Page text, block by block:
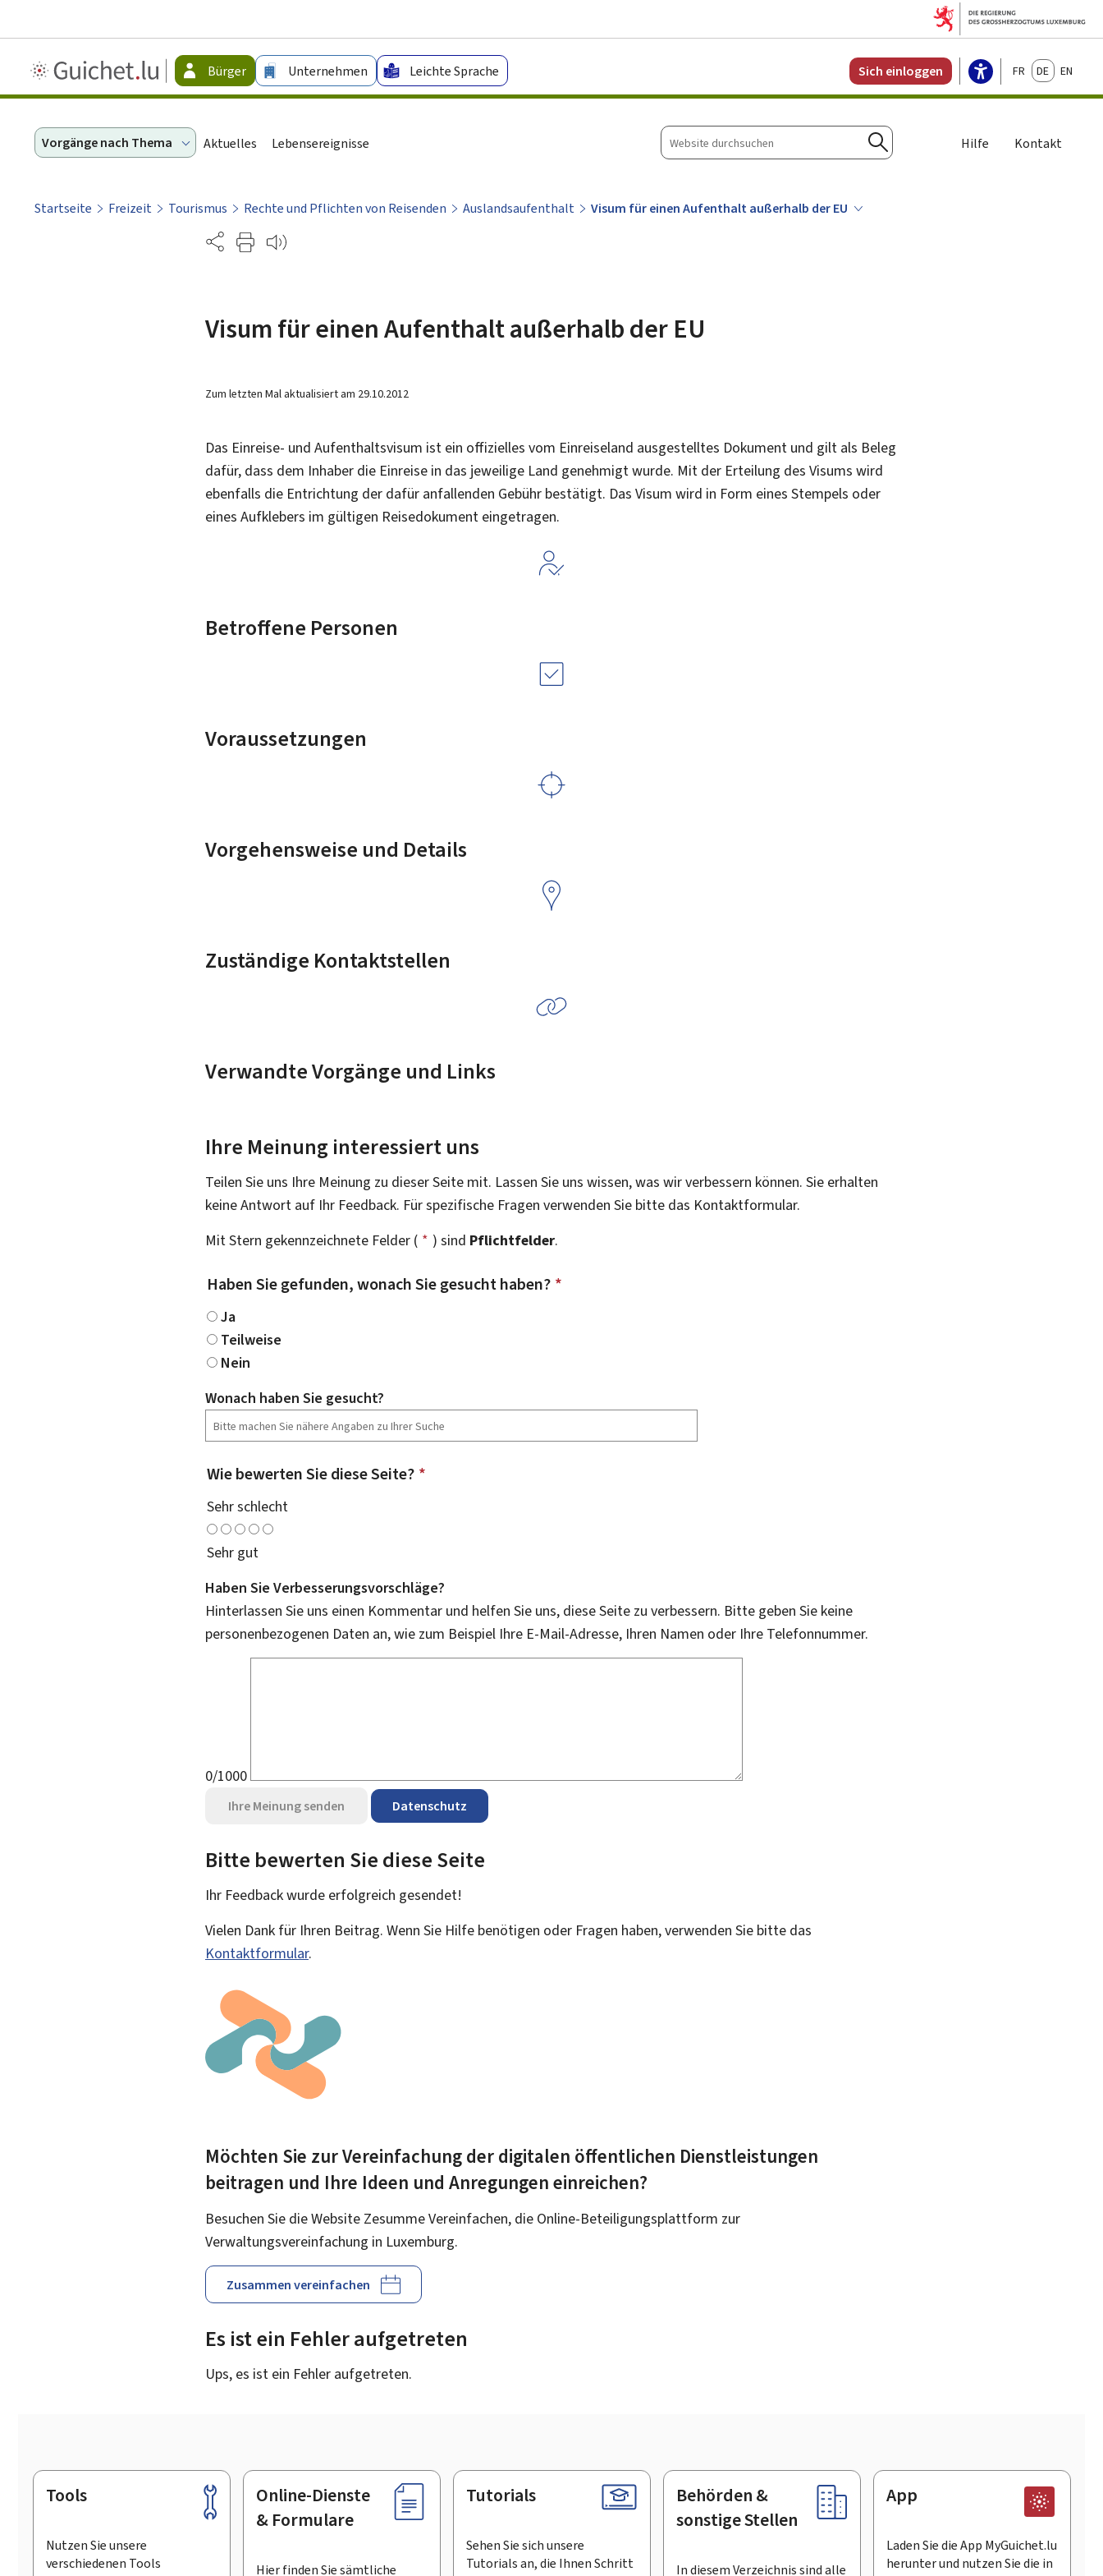
Guichet.lu
-
Bürger Unternehmen Leichte Sprache Sich einloggen FrançaisDeutschEnglish
Vorgänge nach Thema Aktuelles Lebensereignisse
Website
durchsuchen
Suchen
Hilfe Kontakt
Startseite Freizeit Tourismus Rechte und Pflichten von Reisenden Auslandsaufenthalt
Visum für einen Aufenthalt außerhalb der EU
Partage
Visum für einen Aufenthalt außerhalb der EU
Zum letzten Mal aktualisiert am 29.10.2012
Das Einreise- und Aufenthaltsvisum ist ein offizielles vom Einreiseland ausgestelltes Dokument und gilt als Beleg
dafür, dass dem Inhaber die Einreise in das jeweilige Land genehmigt wurde. Mit der Erteilung des Visums wird
ebenfalls die Entrichtung der dafür anfallenden Gebühr bestätigt. Das Visum wird in Form eines Stempels oder
eines Aufklebers im gültigen Reisedokument eingetragen.
Betroffene Personen
Voraussetzungen
Vorgehensweise und Details
Zuständige Kontaktstellen
Verwandte Vorgänge und Links
Ihre Meinung interessiert uns
Teilen Sie uns Ihre Meinung zu dieser Seite mit. Lassen Sie uns wissen, was wir verbessern können. Sie erhalten
keine Antwort auf Ihr Feedback. Für spezifische Fragen verwenden Sie bitte das Kontaktformular.
Mit Stern gekennzeichnete Felder ( * ) sind Pflichtfelder.
Haben Sie gefunden, wonach Sie gesucht haben? *
Ja
Teilweise
Nein
Wonach haben Sie gesucht?
Wie bewerten Sie diese Seite? *
Sehr schlecht
Sehr gut
Haben Sie Verbesserungsvorschläge?
Hinterlassen Sie uns einen Kommentar und helfen Sie uns, diese Seite zu verbessern. Bitte geben Sie keine
personenbezogenen Daten an, wie zum Beispiel Ihre E-Mail-Adresse, Ihren Namen oder Ihre Telefonnummer.
0/1000
Ihre Meinung senden Datenschutz
Bitte bewerten Sie diese Seite
Ihr Feedback wurde erfolgreich gesendet!
Vielen Dank für Ihren Beitrag. Wenn Sie Hilfe benötigen oder Fragen haben, verwenden Sie bitte das
Kontaktformular.
Möchten Sie zur Vereinfachung der digitalen öffentlichen Dienstleistungen
beitragen und Ihre Ideen und Anregungen einreichen?
Besuchen Sie die Website Zesumme Vereinfachen, die Online-Beteiligungsplattform zur
Verwaltungsvereinfachung in Luxemburg.
Zusammen vereinfachen
Es ist ein Fehler aufgetreten
Ups, es ist ein Fehler aufgetreten.
Footer
Tools
Nutzen Sie unsere
verschiedenen Tools
Online-Dienste
& Formulare
Hier finden Sie sämtliche
Tutorials
Sehen Sie sich unsere
Tutorials an, die Ihnen Schritt
Behörden &
sonstige Stellen
In diesem Verzeichnis sind alle
App
Laden Sie die App MyGuichet.lu
herunter und nutzen Sie die in